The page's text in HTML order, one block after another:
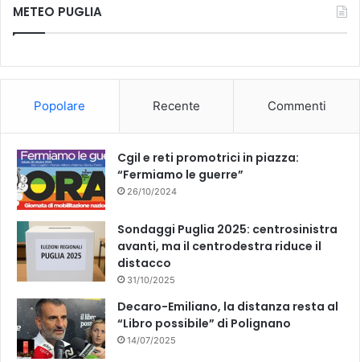
k
METEO PUGLIA
Popolare Recente Commenti
Cgil e reti promotrici in piazza:
“Fermiamo le guerre”
26/10/2024
Sondaggi Puglia 2025: centrosinistra
avanti, ma il centrodestra riduce il
distacco
31/10/2025
Decaro-Emiliano, la distanza resta al
“Libro possibile” di Polignano
14/07/2025